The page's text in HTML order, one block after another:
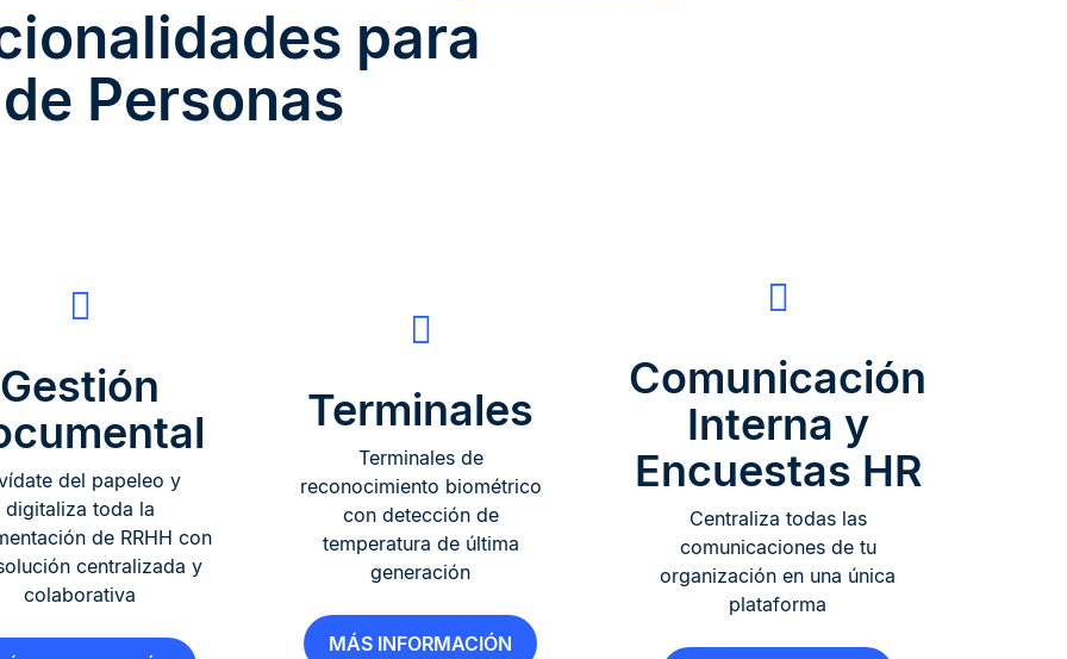
para
Personas
Gestión
del papeleo y
digitaliza toda la
de RRHH con
centralizada y
colaborativa
Terminales
Terminales de
reconocimiento biométrico
con detección de
temperatura de última
generación
MÁS INFORMACIÓN
Comunicación
Interna y
Encuestas HR
Centraliza todas las
comunicaciones de tu
organización en una única
plataforma